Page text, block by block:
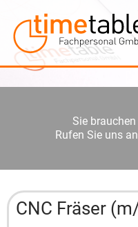
Sie
Rufen Sie uns
CNC Fräser